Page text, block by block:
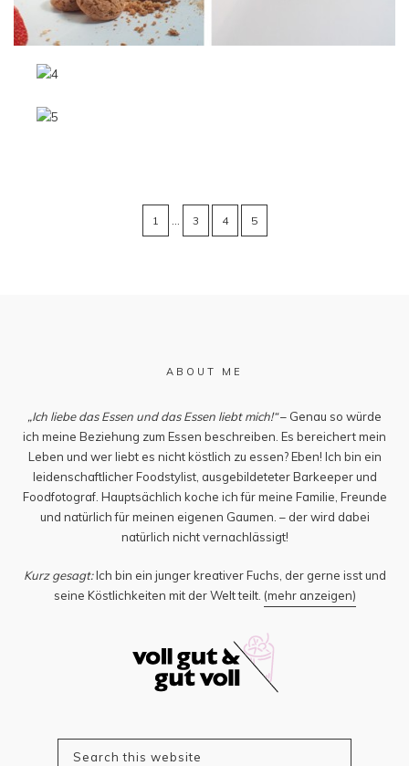
1 3 4 5
ABOUT ME
„Ich liebe das Essen und das Essen liebt mich!“– Genau so würde
ich meine Beziehung zum Essen beschreiben. Es bereichert mein
Leben und wer liebt es nicht köstlich zu essen? Eben! Ich bin ein
leidenschaftlicher Foodstylist, ausgebildeteter Barkeeper und
Foodfotograf. Hauptsächlich koche ich für meine Familie, Freunde
und natürlich für meinen eigenen Gaumen. – der wird dabei
natürlich nicht vernachlässigt!
Kurz gesagt:Ich bin ein junger kreativer Fuchs, der gerne isst und
seine Köstlichkeiten mit der Welt teilt. (mehr anzeigen)